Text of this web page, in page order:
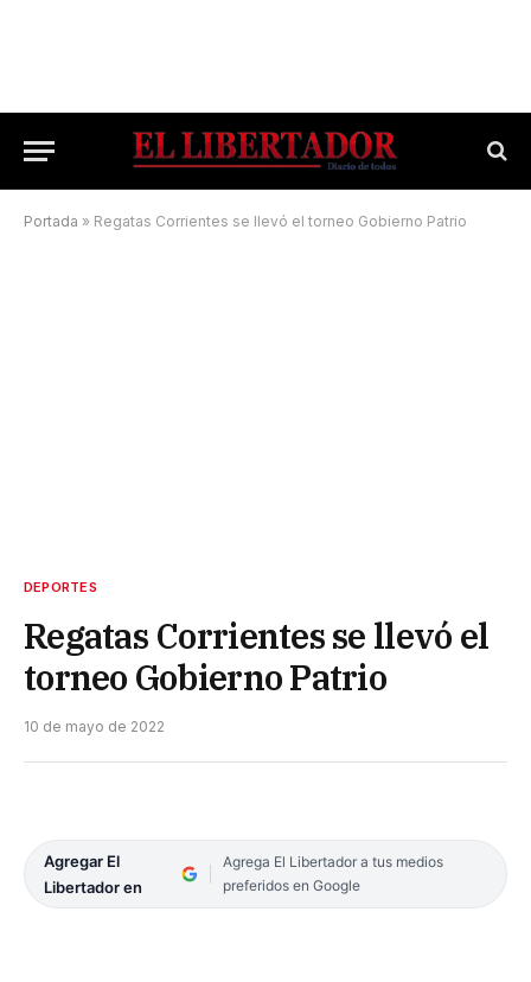
Portada » Regatas Corrientes se llevó el torneo Gobierno Patrio
DEPORTES
Regatas Corrientes se llevó el
torneo Gobierno Patrio
10 de mayo de 2022
Agregar El
Libertador en
Agrega El Libertador a tus medios
preferidos en Google